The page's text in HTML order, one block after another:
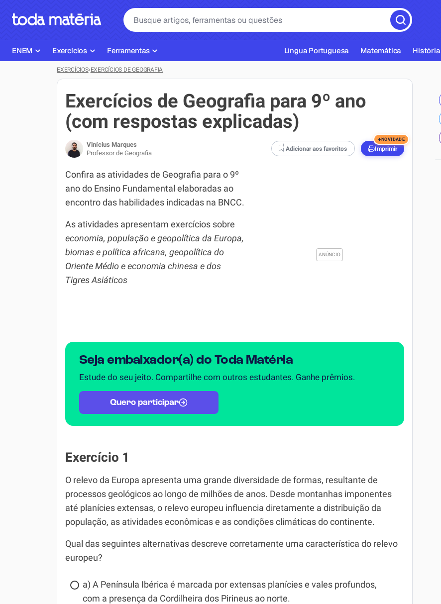
ENEM
Página Inicial ENEM
Plano de Estudos
Matérias do ENEM
Corretor de Redação
Exercícios ENEM
Simulados ENEM
Exercícios
ENEM
Matemática
Português
História
Biologia
Inglês
Geografia
Todos os Exercícios
Ferramentas
Ajudante de Dever de Casa
Corretor de Redação
Gerador Referências Bibliográficas ABNT
Língua Portuguesa Matemática História
EXERCÍCIOS›EXERCÍCIOS DE GEOGRAFIA
Exercícios de Geografia para 9º ano
(com respostas explicadas)
Vinícius Marques
Professor de Geografia
Adicionar aos favoritos Imprimir
+NOVIDADE
Confira as atividades de Geografia para o 9º
ano do Ensino Fundamental elaboradas ao
encontro das habilidades indicadas na BNCC.
As atividades apresentam exercícios sobre
economia, população e geopolítica da Europa,
biomas e política africana, geopolítica do
Oriente Médio e economia chinesa e dos
Tigres Asiáticos
Seja embaixador(a) do Toda Matéria
Estude do seu jeito. Compartilhe com outros estudantes. Ganhe prêmios.
Quero participar
Exercício 1
O relevo da Europa apresenta uma grande diversidade de formas, resultante de
processos geológicos ao longo de milhões de anos. Desde montanhas imponentes
até planícies extensas, o relevo europeu influencia diretamente a distribuição da
população, as atividades econômicas e as condições climáticas do continente.
Qual das seguintes alternativas descreve corretamente uma característica do relevo
europeu?
a) A Península Ibérica é marcada por extensas planícies e vales profundos,
com a presença da Cordilheira dos Pirineus ao norte.